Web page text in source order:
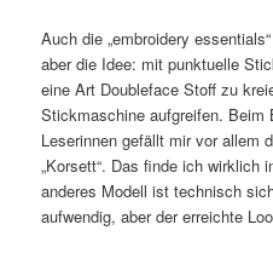
Auch die „embroidery
aber die Idee: mit punktuelle
eine Art Doubleface Stoff zu
Stickmaschine aufgreifen. Beim
Leserinnen gefällt mir vor allem
„Korsett“. Das finde ich wirklich
anderes Modell ist technisch
aufwendig, aber der erreichte